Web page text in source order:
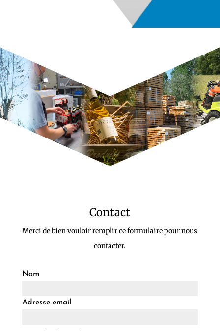
Contact
Merci de bien vouloir remplir ce formulaire pour nous
contacter.
Nom
Adresse email